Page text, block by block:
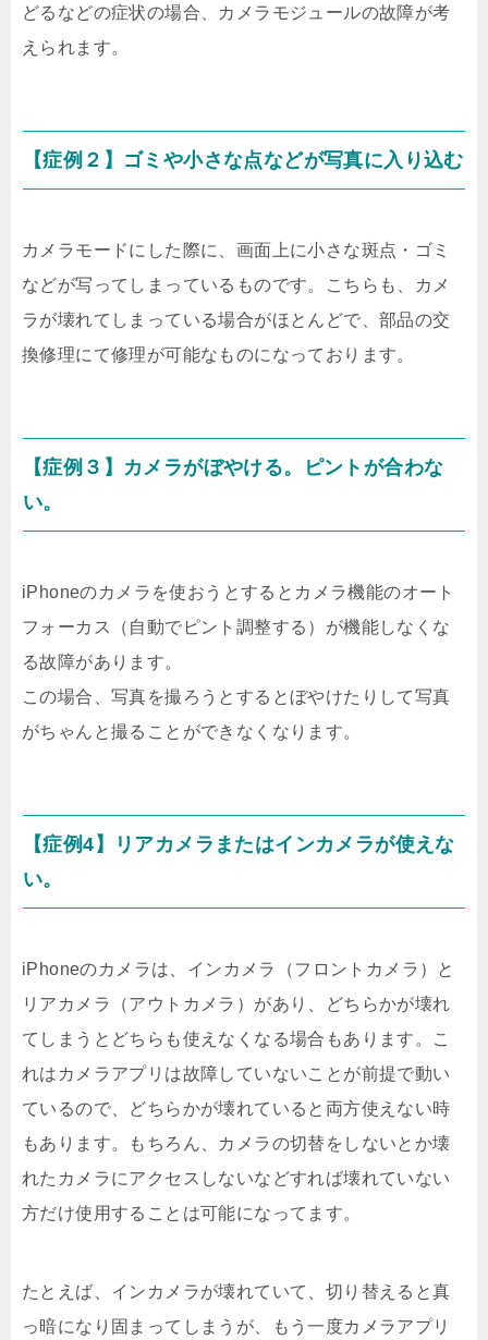
どるなどの症状の場合、カメラモジュールの故障が考
えられます。
【症例２】ゴミや小さな点などが写真に入り込む
カメラモードにした際に、画面上に小さな斑点・ゴミ
などが写ってしまっているものです。こちらも、カメ
ラが壊れてしまっている場合がほとんどで、部品の交
換修理にて修理が可能なものになっております。
【症例３】カメラがぼやける。ピントが合わな
い。
iPhoneのカメラを使おうとするとカメラ機能のオート
フォーカス（自動でピント調整する）が機能しなくな
る故障があります。
この場合、写真を撮ろうとするとぼやけたりして写真
がちゃんと撮ることができなくなります。
【症例4】リアカメラまたはインカメラが使えな
い。
iPhoneのカメラは、インカメラ（フロントカメラ）と
リアカメラ（アウトカメラ）があり、どちらかが壊れ
てしまうとどちらも使えなくなる場合もあります。こ
れはカメラアプリは故障していないことが前提で動い
ているので、どちらかが壊れていると両方使えない時
もあります。もちろん、カメラの切替をしないとか壊
れたカメラにアクセスしないなどすれば壊れていない
方だけ使用することは可能になってます。
たとえば、インカメラが壊れていて、切り替えると真
っ暗になり固まってしまうが、もう一度カメラアプリ